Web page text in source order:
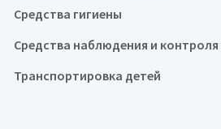
Средства гигиены
Средства наблюдения и контроля
Транспортировка детей